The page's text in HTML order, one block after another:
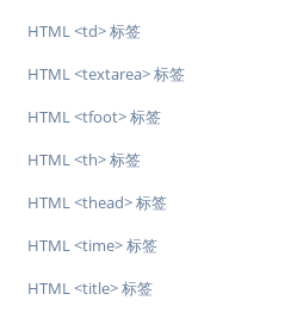
HTML <td> 标签
HTML <textarea> 标签
HTML <tfoot> 标签
HTML <th> 标签
HTML <thead> 标签
HTML <time> 标签
HTML <title> 标签